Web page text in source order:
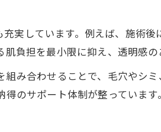
理由
実力
施術
極め方
実しています。例えば、施術
負担を最小限に抑え、透明感の
み合わせることで、毛穴やシ
のサポート体制が整っています。